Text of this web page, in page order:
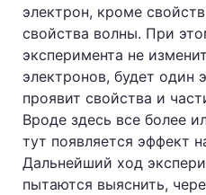
электрон, кроме
свойства волны. При
эксперимента не
электронов, будет один
проявит свойства и
Вроде здесь все более
тут появляется эффект
Дальнейший ход
пытаются выяснить,